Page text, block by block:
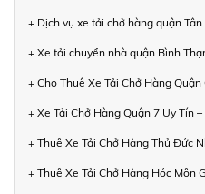
+ Dịch vụ xe tải chở hàng quận
+ Xe tải chuyển nhà quận Bình
+ Cho Thuê Xe Tải Chở Hàng
+ Xe Tải Chở Hàng Quận 7 Uy Tín
+ Thuê Xe Tải Chở Hàng Thủ Đức
+ Thuê Xe Tải Chở Hàng Hóc Môn